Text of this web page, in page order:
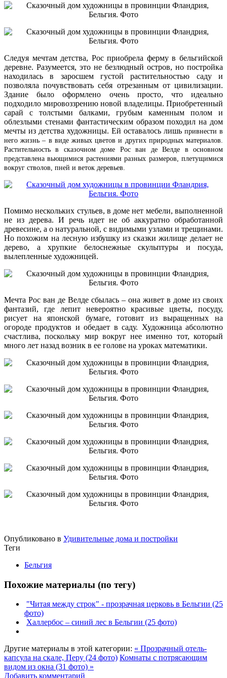
Следуя мечтам детства, Рос приобрела ферму в бельгийской
деревне. Разумеется, это не безлюдный остров, но постройка
находилась в заросшем густой растительностью саду и
позволяла почувствовать себя отрезанным от цивилизации.
Здание было оформлено очень просто, что идеально
подходило мировоззрению новой владелицы. Приобретенный
сарай с толстыми балками, грубым каменным полом и
облезлыми стенами фантастическим образом походил на дом
мечты из детства художницы. Ей оставалось лишь привнести в
него жизнь – в виде живых цветов и других природных материалов.
Растительность в сказочном доме Рос ван де Велде в основном
представлена вьющимися растениями разных размеров, плетущимися
вокруг стволов, пней и веток деревьев.
Помимо нескольких стульев, в доме нет мебели, выполненной
не из дерева. И речь идет не об аккуратно обработанной
древесине, а о натуральной, с видимыми узлами и трещинами.
Но похожим на лесную избушку из сказки жилище делает не
дерево, а хрупкие белоснежные скульптуры и посуда,
вылепленные художницей.
Мечта Рос ван де Велде сбылась – она живет в доме из своих
фантазий, где лепит невероятно красивые цветы, посуду,
рисует на японской бумаге, готовит из выращенных на
огороде продуктов и обедает в саду. Художница абсолютно
счастлива, поскольку мир вокруг нее именно тот, который
много лет назад возник в ее голове на уроках математики.
Опубликовано в Удивительные дома и постройки
Теги
Бельгия
Похожие материалы (по тегу)
"Читая между строк" - прозрачная церковь в Бельгии (25
фото)
Халлербос – синий лес в Бельгии (25 фото)
Другие материалы в этой категории: « Прозрачный отель-
капсула на скале, Перу (24 фото) Комнаты с потрясающим
видом из окна (31 фото) »
Добавить комментарий